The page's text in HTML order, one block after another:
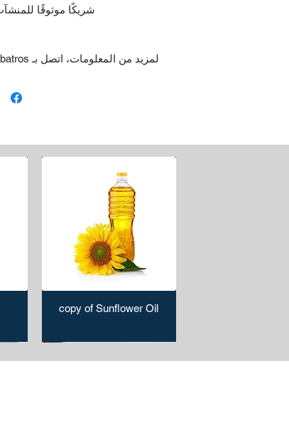
شريكًا موثوقًا
لمزيد من المعلومات، اتصل بـ L'Albatros على: export@lalbatrostr.com
copy of Sunflower Oil